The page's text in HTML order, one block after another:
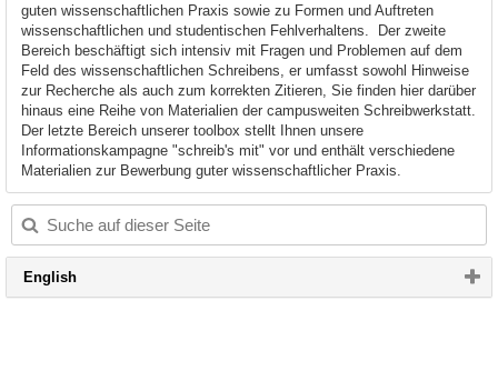
guten wissenschaftlichen Praxis sowie zu Formen und Auftreten
wissenschaftlichen und studentischen Fehlverhaltens. Der zweite
Bereich beschäftigt sich intensiv mit Fragen und Problemen auf dem
Feld des wissenschaftlichen Schreibens, er umfasst sowohl Hinweise
zur Recherche als auch zum korrekten Zitieren, Sie finden hier darüber
hinaus eine Reihe von Materialien der campusweiten Schreibwerkstatt.
Der letzte Bereich unserer toolbox stellt Ihnen unsere
Informationskampagne "schreib's mit" vor und enthält verschiedene
Materialien zur Bewerbung guter wissenschaftlicher Praxis.
EnglishBitte